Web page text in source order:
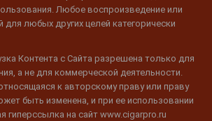
Любое воспроизведение или
для любых других целей категорически
Контента с Сайта разрешена только для
а не для коммерческой деятельности.
к авторскому праву или праву
быть изменена, и при ее использовании
гиперссылка на сайт www.cigarpro.ru